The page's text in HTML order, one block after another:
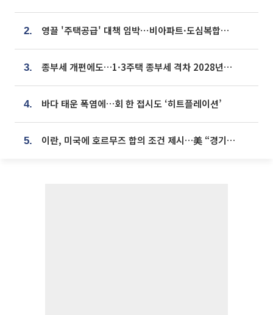
2. 영끌 '주택공급' 대책 임박⋯비아파트·도심복합까지 총동원
3. 종부세 개편에도…1·3주택 종부세 격차 2028년부터 확대
4. 바다 태운 폭염에…회 한 접시도 ‘히트플레이션’
5. 이란, 미국에 호르무즈 합의 조건 제시…美 “경기 아직 안 끝나” [종합]